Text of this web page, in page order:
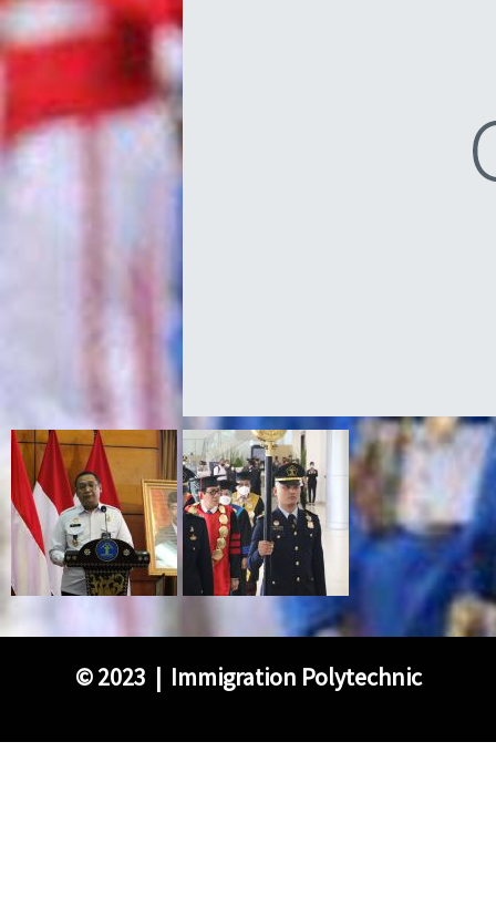
©2023 | Immigration Polytechnic